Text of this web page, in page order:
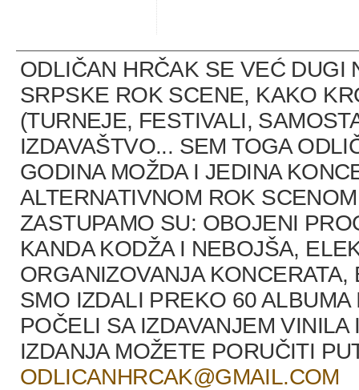
ODLIČAN HRČAK SE VEĆ DUGI
SRPSKE ROK SCENE, KAKO
(TURNEJE, FESTIVALI,
IZDAVAŠTVO... SEM TOGA
GODINA MOŽDA I JEDINA
ALTERNATIVNOM ROK
ZASTUPAMO SU: OBOJENI
KANDA KODŽA I NEBOJŠA,
ORGANIZOVANJA
SMO IZDALI PREKO 60
POČELI SA IZDAVANJEM
IZDANJA MOŽETE PORUČITI
ODLICANHRCAK@GMAIL.COM